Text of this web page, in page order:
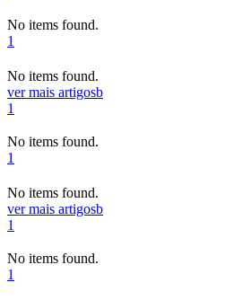
No items found.
1
No items found.
ver mais artigosb
1
No items found.
1
No items found.
ver mais artigosb
1
No items found.
1